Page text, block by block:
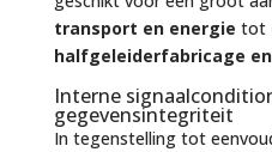
transport en energie tot
halfgeleiderfabricage
Interne
gegevensintegriteit
In tegenstelling tot